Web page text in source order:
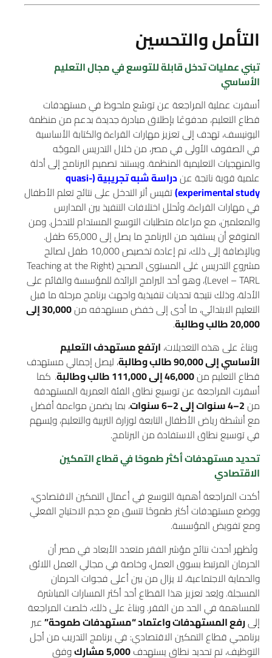
التأمل والتحسين
تبني عمليات تدخل قابلة للتوسع في مجال التعليم
الأساسي
أسفرت عملية المراجعة عن توسّع ملحوظ في مستهدفات
قطاع التعليم، مدفوعًا بإطلاق مبادرة جديدة بدعم من منظمة
اليونيسف، تهدف إلى تعزيز مهارات القراءة والكتابة الأساسية
في الصفوف الأولى في مصر، من خلال التدريس الموجّه
والمنهجيات التعليمية المنظمة. ويستند تصميم البرنامج إلى أدلة
علمية قوية ناتجة عندراسة شبه تجريبية (quasi-
experimental study
)تقيس أثر التدخل على نتائج تعلم الأطفال
في مهارات القراءة، وتُحلل اختلافات التنفيذ بين المدارس
والمعلمين، مع مراعاة متطلبات التوسع المستدام للتدخل. ومن
المتوقع أن يستفيد من البرنامج ما يصل إلى 65,000 طفل.
وبالإضافة إلى ذلك، تم إعادة تخصيص 10,000 طفل لصالح
مشروع التدريس غلى المستوى الصحيح (Teaching at the Right
Level – TARL)، وهو أحد البرامج الرائدة للمؤسسة والقائم على
الأدلة، وذلك نتيجة تحديات تنفيذية واجهت برنامج مرحلة ما قبل
التعليم الابتدائي، ما أدى إلى خفض مستهدفه من
30,000 إلى
20,000 طالب وطالبة
.
وبناءً على هذه التعديلات، ارتفع مستهدف التعليم
الأساسي إلى 90,000 طالب وطالبة
، ليصل إجمالي مستهدف
قطاع التعليم من46,000 إلى 111,000 طالب وطالبة . كما
أسفرت المراجعة عن توسيع نطاق الفئة العمرية المستهدفة
من2–4 سنوات إلى 2–6 سنوات
، بما يضمن مواءمة أفضل
مع أنشطة رياض الأطفال التابعة لوزارة التربية والتعليم، ويُسهم
في توسيع نطاق الاستفادة من البرنامج.
تحديد مستهدفات أكثر طموحًا في قطاع التمكين
الاقتصادي
أكدت المراجعة أهمية التوسع في أعمال التمكين الاقتصادي،
ووضع مستهدفات أكثر طموحًا تتسق مع حجم الاحتياج الفعلي
ومع تفويض المؤسسة.
وتُظهر أحدث نتائج مؤشر الفقر متعدد الأبعاد في مصر أن
الحرمان المرتبط بسوق العمل، وخاصة في مجالي العمل اللائق
والحماية الاجتماعية، لا يزال من بين أعلى فجوات الحرمان
المسجلة. ويُعد تعزيز هذا القطاع أحد أكثر المسارات المباشرة
للمساهمة في الحد من الفقر. وبناءً على ذلك، خلصت المراجعة
إلىرفع المستهدفات واعتماد “مستهدفات طموحة”عبر
برنامجي قطاع التمكين الاقتصادي: في برنامج التدريب من أجل
التوظيف، تم تحديد نطاق يستهدف5,000 مشارك
وفق